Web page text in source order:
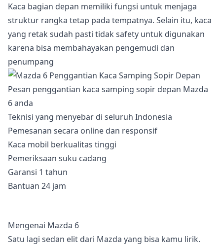
Kaca bagian depan memiliki fungsi untuk menjaga
struktur rangka tetap pada tempatnya. Selain itu, kaca
yang retak sudah pasti tidak safety untuk digunakan
karena bisa membahayakan pengemudi dan
penumpang
Pesan penggantian kaca samping sopir depan Mazda
6 anda
Teknisi yang menyebar di seluruh Indonesia
Pemesanan secara online dan responsif
Kaca mobil berkualitas tinggi
Pemeriksaan suku cadang
Garansi 1 tahun
Bantuan 24 jam
Mengenai Mazda 6
Satu lagi sedan elit dari Mazda yang bisa kamu lirik.